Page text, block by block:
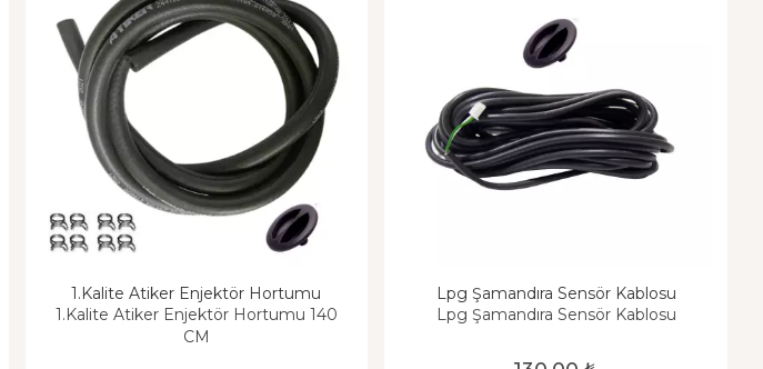
1.Kalite Atiker Enjektör Hortumu
1.Kalite Atiker Enjektör Hortumu 140
CM
Lpg Şamandıra Sensör Kablosu
Lpg Şamandıra Sensör Kablosu